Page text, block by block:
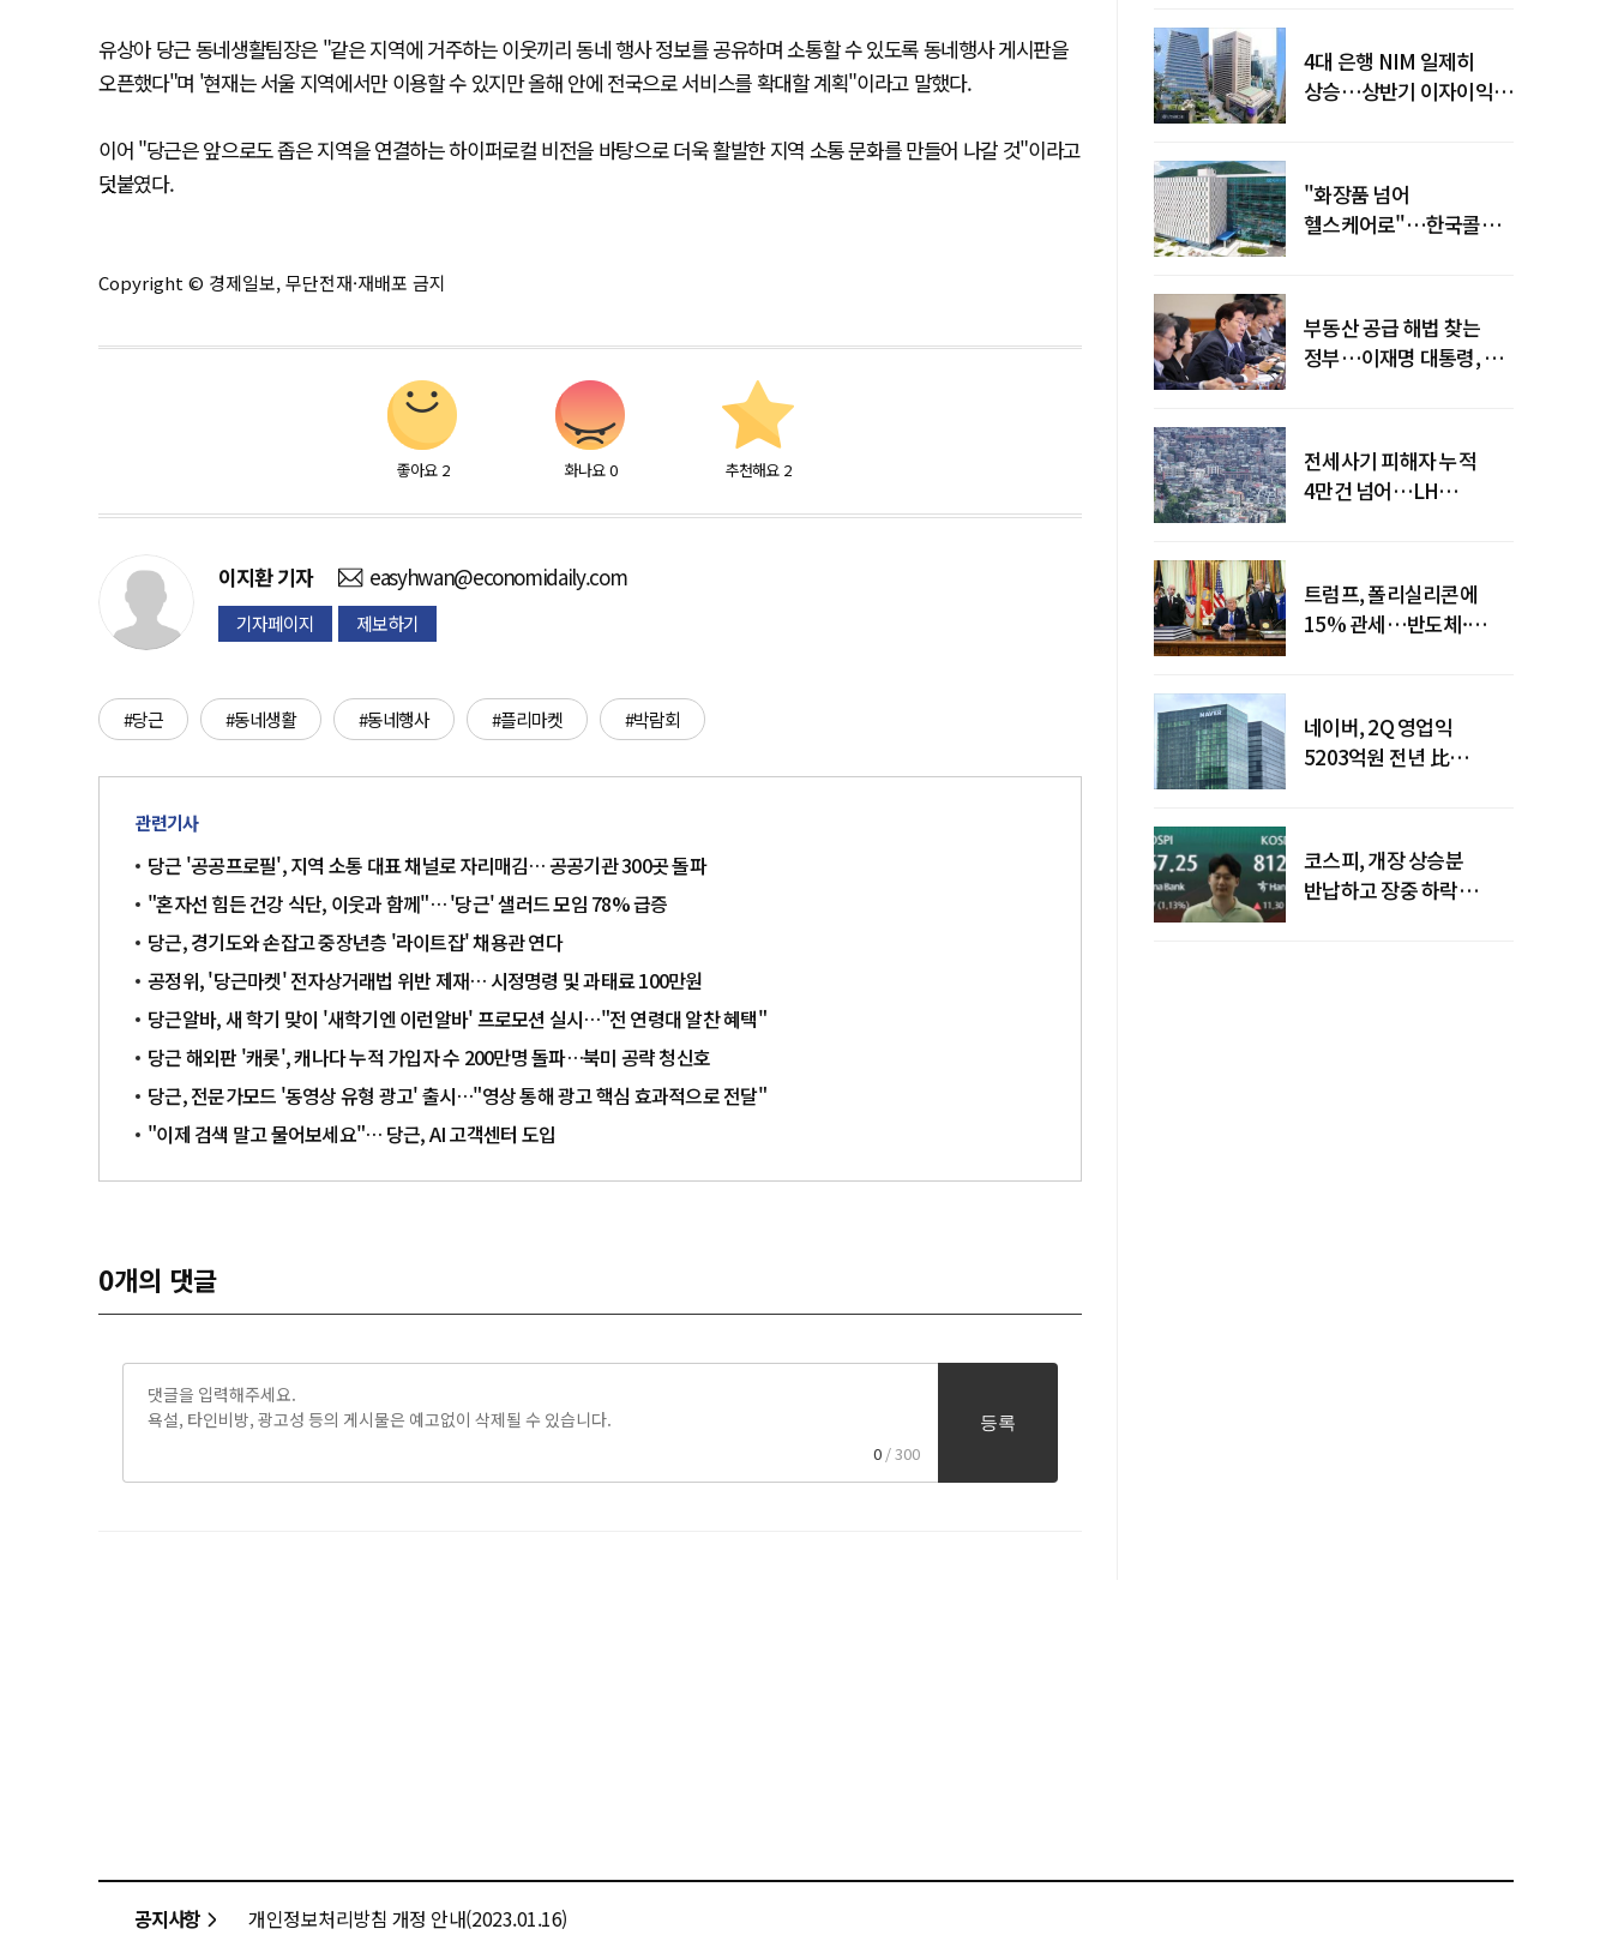
유상아 당근 동네생활팀장은 "같은 지역에 거주하는 이웃끼리 동네 행사 정보를 공유하며 소통할 수 있도록 동네행사 게시판을
오픈했다"며 '현재는 서울 지역에서만 이용할 수 있지만 올해 안에 전국으로 서비스를 확대할 계획"이라고 말했다.
이어 "당근은 앞으로도 좁은 지역을 연결하는 하이퍼로컬 비전을 바탕으로 더욱 활발한 지역 소통 문화를 만들어 나갈 것"이라고
덧붙였다.
Copyright © 경제일보, 무단전재·재배포 금지
좋아요 2 화나요 0 추천해요 2
이지환기자 easyhwan@economidaily.com
기자페이지 제보하기
#당근 #동네생활 #동네행사 #플리마켓 #박람회
관련기사
당근 '공공프로필', 지역 소통 대표 채널로 자리매김… 공공기관 300곳 돌파
"혼자선 힘든 건강 식단, 이웃과 함께"… '당근' 샐러드 모임 78% 급증
당근, 경기도와 손잡고 중장년층 '라이트잡' 채용관 연다
공정위, '당근마켓' 전자상거래법 위반 제재… 시정명령 및 과태료 100만원
당근알바, 새 학기 맞이 '새학기엔 이런알바' 프로모션 실시…"전 연령대 알찬 혜택"
당근 해외판 '캐롯', 캐나다 누적 가입자 수 200만명 돌파…북미 공략 청신호
당근, 전문가모드 '동영상 유형 광고' 출시…"영상 통해 광고 핵심 효과적으로 전달"
"이제 검색 말고 물어보세요"… 당근, AI 고객센터 도입
0개의 댓글
0 / 300
등록
4대 은행 NIM 일제히
상승…상반기 이자이익
"화장품 넘어
헬스케어로"…한국콜마,
부동산 공급 해법 찾는
정부…이재명 대통령, 2차
전세사기 피해자 누적
4만건 넘어…LH
트럼프, 폴리실리콘에
15% 관세…반도체·
네이버, 2Q 영업익
5203억원 전년 比
코스피, 개장 상승분
반납하고 장중 하락
공지사항 개인정보처리방침 개정 안내(2023.01.16)